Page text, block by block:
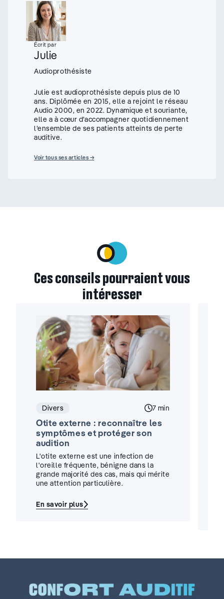
Écrit par
Julie
Audioprothésiste
Julie est audioprothésiste depuis plus de 10
ans. Diplômée en 2015, elle a rejoint le réseau
Audio 2000, en 2022. Dynamique et souriante,
elle a à cœur d’accompagner quotidiennement
l’ensemble de ses patients atteints de perte
auditive.
Voir tous ses articles →
Ces conseils pourraient vous
intéresser
Divers Temps de lecture :
7 min
Otite externe : reconnaître les
symptômes et protéger son
audition
L'otite externe est une infection de
l'oreille fréquente, bénigne dans la
grande majorité des cas, mais qui mérite
une attention particulière.
En savoir plus
:
son